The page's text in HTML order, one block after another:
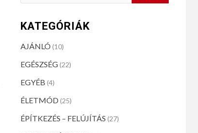
KATEGÓRIÁK
AJÁNLÓ (10)
EGÉSZSÉG(22)
EGYÉB (4)
ÉLETMÓD (25)
ÉPÍTKEZÉS – FELÚJÍTÁS (27)